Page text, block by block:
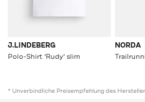
J.LINDEBERG
Polo-Shirt 'Rudy' slim
NORDA
* Unverbindliche Preisempfehlung des